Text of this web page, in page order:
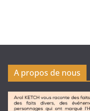
A propos de nous